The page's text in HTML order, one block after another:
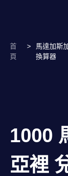
首
頁
>
馬達加斯
換算器
1000
亞裡